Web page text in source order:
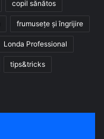
copil sănătos
frumusețe și îngrijire
Londa Professional
tips&tricks